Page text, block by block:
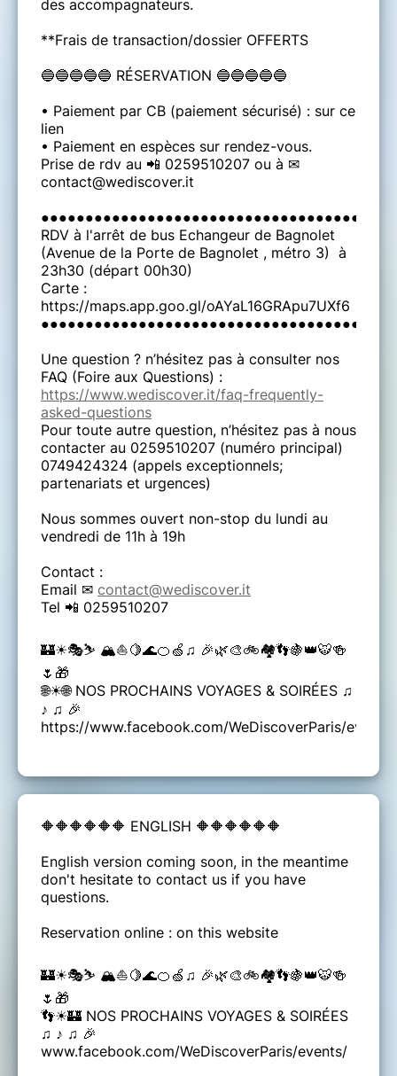
des accompagnateurs.
**Frais de transaction/dossier OFFERTS
🔵🔵🔵🔵🔵 RÉSERVATION 🔵🔵🔵🔵🔵
• Paiement par CB (paiement sécurisé) : sur ce
lien
• Paiement en espèces sur rendez-vous.
Prise de rdv au 📲 0259510207 ou à ✉
contact@wediscover.it
RDV à l'arrêt de bus Echangeur de Bagnolet
(Avenue de la Porte de Bagnolet , métro 3) à
23h30 (départ 00h30)
Carte :
https://maps.app.goo.gl/oAYaL16GRApu7UXf6
Une question ? n’hésitez pas à consulter nos
FAQ (Foire aux Questions) :
https://www.wediscover.it/faq-frequently-
asked-questions
Pour toute autre question, n’hésitez pas à nous
contacter au 0259510207 (numéro principal)
0749424324 (appels exceptionnels;
partenariats et urgences)
Nous sommes ouvert non-stop du lundi au
vendredi de 11h à 19h
Contact :
Email ✉ contact@wediscover.it
Tel 📲 0259510207
🏰☀🎭⛷ 🏔⛵🍋🌊🍊🍏♫ 🎉🌿🎨🚲🏘👣🍇👑🐯🍻
🌷🎁
🌐☀🌐 NOS PROCHAINS VOYAGES & SOIRÉES ♫
♪ ♫ 🎉
https://www.facebook.com/WeDiscoverParis/events/
🔶🔶🔶🔶🔶🔶 ENGLISH 🔶🔶🔶🔶🔶🔶
English version coming soon, in the meantime
don't hesitate to contact us if you have
questions.
Reservation online : on this website
🏰☀🎭⛷ 🏔⛵🍋🌊🍊🍏♫ 🎉🌿🎨🚲🏘👣🍇👑🐯🍻
🌷🎁
👣☀🏰 NOS PROCHAINS VOYAGES & SOIRÉES
♫ ♪ ♫ 🎉
www.facebook.com/WeDiscoverParis/events/